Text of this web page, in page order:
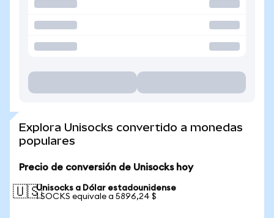
Explora Unisocks convertido a monedas
populares
Precio de conversión de Unisocks hoy
🇺🇸Unisocks a Dólar estadounidense
1 SOCKS equivale a 5896,24 $